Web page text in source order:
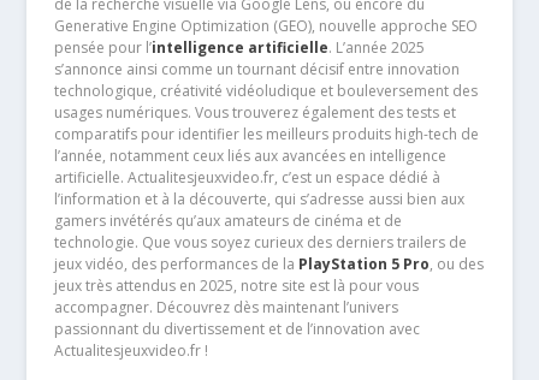
Generative Engine Optimization (GEO), nouvelle approche SEO
pensée pour l’intelligence artificielle. L’année 2025
s’annonce ainsi comme un tournant décisif entre innovation
technologique, créativité vidéoludique et bouleversement des
usages numériques. Vous trouverez également des tests et
comparatifs pour identifier les meilleurs produits high-tech de
l’année, notamment ceux liés aux avancées en intelligence
artificielle. Actualitesjeuxvideo.fr, c’est un espace dédié à
l’information et à la découverte, qui s’adresse aussi bien aux
gamers invétérés qu’aux amateurs de cinéma et de
technologie. Que vous soyez curieux des derniers trailers de
jeux vidéo, des performances de la PlayStation 5 Pro, ou des
jeux très attendus en 2025, notre site est là pour vous
accompagner. Découvrez dès maintenant l’univers
passionnant du divertissement et de l’innovation avec
Actualitesjeuxvideo.fr !